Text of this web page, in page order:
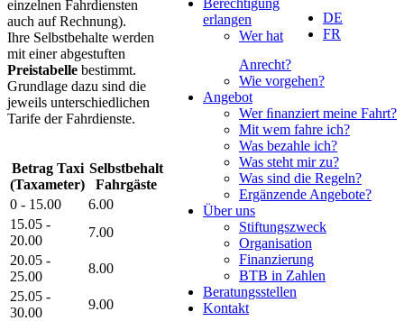
DE
FR
Berechtigung
erlangen
Wer hat
Anrecht?
Wie vorgehen?
Angebot
Wer ﬁnanziert meine Fahrt?
Mit wem fahre ich?
Was bezahle ich?
Was steht mir zu?
Was sind die Regeln?
Ergänzende Angebote?
Über uns
Stiftungszweck
Organisation
Finanzierung
BTB in Zahlen
Beratungsstellen
Kontakt
einzelnen Fahrdiensten
auch auf Rechnung).
Ihre Selbstbehalte werden
mit einer abgestuften
Preistabelle bestimmt.
Grundlage dazu sind die
jeweils unterschiedlichen
Tarife der Fahrdienste.
Betrag Taxi
(Taxameter)
Selbstbehalt
Fahrgäste
0 - 15.00
6.00
15.05 -
20.00
7.00
20.05 -
25.00
8.00
25.05 -
30.00
9.00